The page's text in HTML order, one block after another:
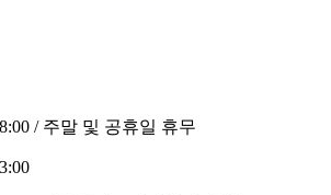
/ 주말 및 공휴일 휴무